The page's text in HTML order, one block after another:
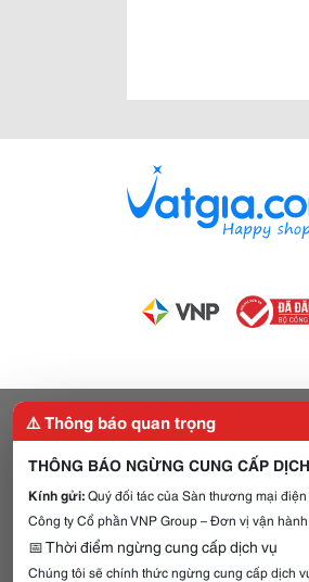
⚠️ Thông báo quan trọng
THÔNG BÁO NGỪNG CUNG CẤP
Kính gửi:Quý đối tác của Sàn thương mại
Công ty Cổ phần VNP Group – Đơn vị vận
📅 Thời điểm ngừng cung cấp dịch vụ
Chúng tôi sẽ chính thức ngừng cung cấp dịch